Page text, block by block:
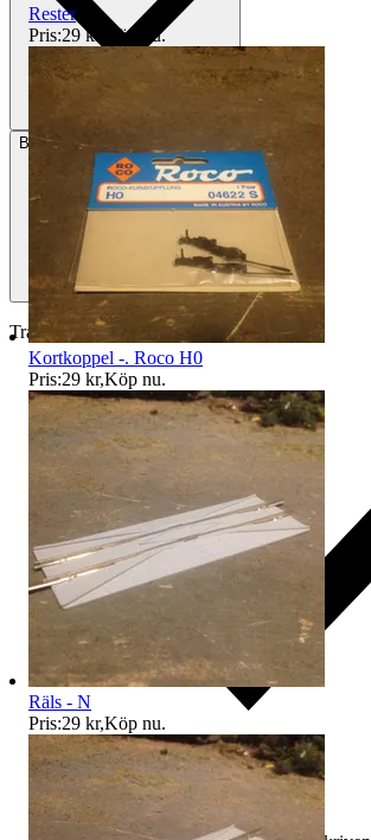
BetalningVia Tradera
Traderas köparskydd
Rester
Pris:29 kr Köp nu.
Kortkoppel -. Roco H0
Pris:29 kr,Köp nu.
Räls - N
Pris:29 kr,Köp nu.